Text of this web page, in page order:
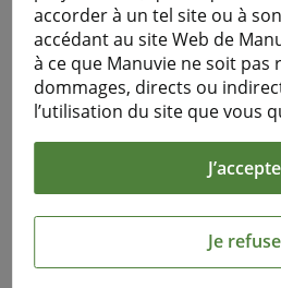
accorder à un tel site ou à
accédant au site Web de
à ce que Manuvie ne soit pas
dommages, directs ou
l’utilisation du site que vous
J’accepte
Je refuse
sensée de se protéger contre
notamment aux soins
soins de santé de base.
Les régimes sont offerts :
aux étudiants étrangers
plein au Canada;
aux étudiants
plein à l’extérieur de
résidence ou à